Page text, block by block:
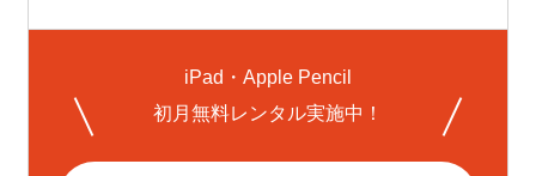
iPad・Apple Pencil
初月無料レンタル実施中！